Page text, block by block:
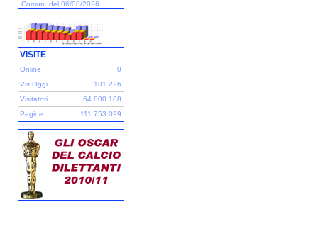
Comun. del 06/08/2026
VISITE
Online
0
Vis.Oggi
181.226
Visitatori
64.800.108
Pagine
111.753.099